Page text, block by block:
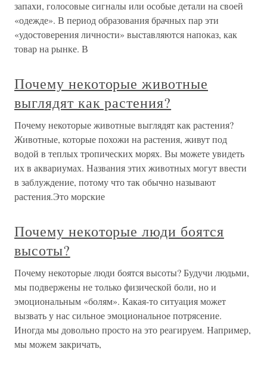
запахи, голосовые сигналы или особые детали на своей
«одежде». В период образования брачных пар эти
«удостоверения личности» выставляются напоказ, как
товар на рынке. В
Почему некоторые животные
выглядят как растения?
Почему некоторые животные выглядят как растения?
Животные, которые похожи на растения, живут под
водой в теплых тропических морях. Вы можете увидеть
их в аквариумах. Названия этих животных могут ввести
в заблуждение, потому что так обычно называют
растения.Это морские
Почему некоторые люди боятся
высоты?
Почему некоторые люди боятся высоты? Будучи людьми,
мы подвержены не только физической боли, но и
эмоциональным «болям». Какая-то ситуация может
вызвать у нас сильное эмоциональное потрясение.
Иногда мы довольно просто на это реагируем. Например,
мы можем закричать,